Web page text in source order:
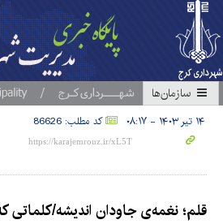
سازمان‎ها
۱۴ تیر ۱۴۰۳ - ۰۸:۱۷ کد مطلب: 86626
قلم؛ نغمه‌ی جاودان اندیشه/کلماتی